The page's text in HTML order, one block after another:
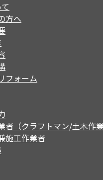
方へ
フォーム
者（クラフトマン/土木作業
施工作業者